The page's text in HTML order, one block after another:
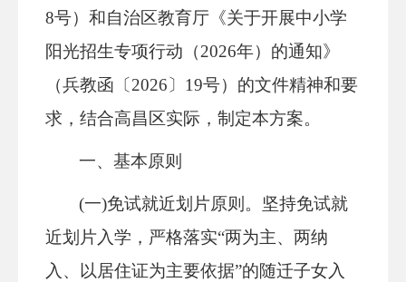
8号） 和自治区教育厅《关于开展中小学
阳光招生专项行动 （2026年） 的通知》
（兵教函〔 2026 〕 19号） 的文件精神和要
求，结合高昌区实际，制定本方案。
一、基本原则
(一)免试就近划片原则。 坚持免试就
近划片入学，严格落实“两为主、两纳
入、以居住证为主要依据”的随迁子女入